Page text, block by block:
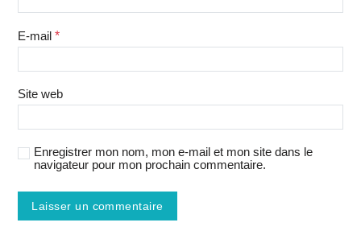
E-mail *
Site web
Enregistrer mon nom, mon e-mail et mon site dans le
navigateur pour mon prochain commentaire.